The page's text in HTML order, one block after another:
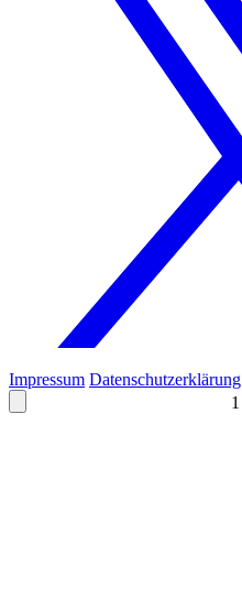
1
Impressum Datenschutzerklärung